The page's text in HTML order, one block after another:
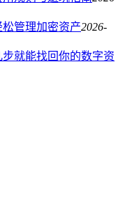
管理加密资产2026-
就能找回你的数字资